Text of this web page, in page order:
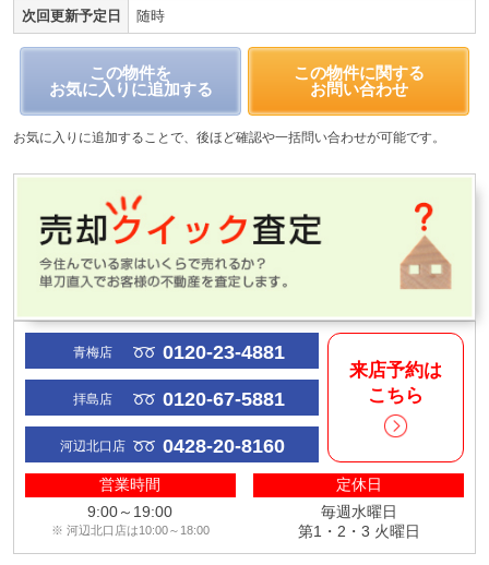
次回更新予定日 随時
この物件を
お気に入りに追加する
この物件に関する
お問い合わせ
お気に入りに追加することで、後ほど確認や一括問い合わせが可能です。
青梅店 0120-23-4881
拝島店 0120-67-5881
河辺北口店 0428-20-8160
来店予約は
こちら
営業時間
9:00～19:00
※ 河辺北口店は10:00～18:00
定休日
毎週水曜日
第1・2・3 火曜日